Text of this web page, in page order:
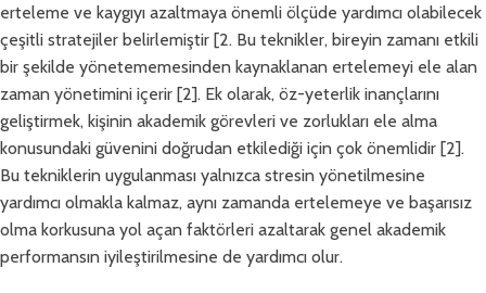
erteleme ve kaygıyı azaltmaya önemli ölçüde yardımcı olabilecek
çeşitli stratejiler belirlemiştir [2. Bu teknikler, bireyin zamanı etkili
bir şekilde yönetememesinden kaynaklanan ertelemeyi ele alan
zaman yönetimini içerir [2]. Ek olarak, öz-yeterlik inançlarını
geliştirmek, kişinin akademik görevleri ve zorlukları ele alma
konusundaki güvenini doğrudan etkilediği için çok önemlidir [2].
Bu tekniklerin uygulanması yalnızca stresin yönetilmesine
yardımcı olmakla kalmaz, aynı zamanda ertelemeye ve başarısız
olma korkusuna yol açan faktörleri azaltarak genel akademik
performansın iyileştirilmesine de yardımcı olur.